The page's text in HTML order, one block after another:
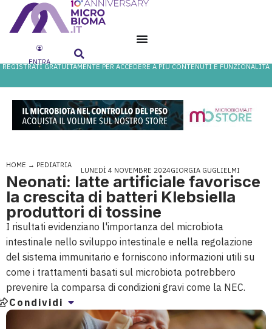
ENTRA
REGISTRATI GRATUITAMENTE PER ACCEDERE A PIÙ CONTENUTI E FUNZIONALITÀ
HOME → PEDIATRIA
LUNEDÌ 4 NOVEMBRE 2024GIORGIA GUGLIELMI
Neonati: latte artificiale favorisce
la crescita di batteri Klebsiella
produttori di tossine
I risultati evidenziano l'importanza del microbiota
intestinale nello sviluppo intestinale e nella regolazione
del sistema immunitario e forniscono informazioni utili su
come i trattamenti basati sul microbiota potrebbero
prevenire la comparsa di condizioni gravi come la NEC.
Condividi